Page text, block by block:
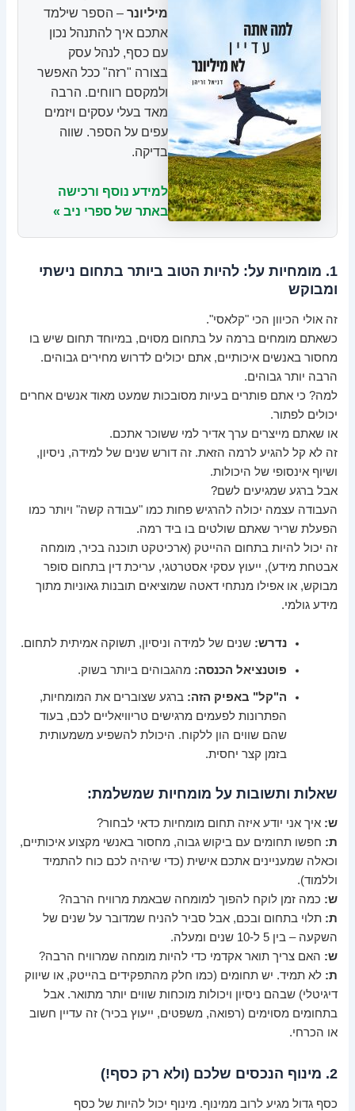
מיליונר – הספר שילמד
אתכם איך להתנהל נכון
עם כסף, לנהל עסק
בצורה "רזה" ככל האפשר
ולמקסם רווחים. הרבה
מאד בעלי עסקים ויזמים
עפים על הספר. שווה
בדיקה.
למידע נוסף ורכישה
באתר של ספרי ניב »
1. מומחיות על: להיות הטוב ביותר בתחום נישתי
ומבוקש
זה אולי הכיוון הכי "קלאסי".
כשאתם מומחים ברמה על בתחום מסוים, במיוחד תחום שיש בו
מחסור באנשים איכותיים, אתם יכולים לדרוש מחירים גבוהים.
הרבה יותר גבוהים.
למה? כי אתם פותרים בעיות מסובכות שמעט מאוד אנשים אחרים
יכולים לפתור.
או שאתם מייצרים ערך אדיר למי ששוכר אתכם.
זה לא קל להגיע לרמה הזאת. זה דורש שנים של למידה, ניסיון,
ושיוף אינסופי של היכולות.
אבל ברגע שמגיעים לשם?
העבודה עצמה יכולה להרגיש פחות כמו "עבודה קשה" ויותר כמו
הפעלת שריר שאתם שולטים בו ביד רמה.
זה יכול להיות בתחום ההייטק (ארכיטקט תוכנה בכיר, מומחה
אבטחת מידע), ייעוץ עסקי אסטרטגי, עריכת דין בתחום סופר
מבוקש, או אפילו מנתחי דאטה שמוציאים תובנות גאוניות מתוך
מידע גולמי.
נדרש: שנים של למידה וניסיון, תשוקה אמיתית לתחום.
פוטנציאל הכנסה: מהגבוהים ביותר בשוק.
ה"קל" באפיק הזה: ברגע שצוברים את המומחיות,
הפתרונות לפעמים מרגישים טריוויאליים לכם, בעוד
שהם שווים הון ללקוח. היכולת להשפיע משמעותית
בזמן קצר יחסית.
שאלות ותשובות על מומחיות שמשלמת:
ש: איך אני יודע איזה תחום מומחיות כדאי לבחור?
ת: חפשו תחומים עם ביקוש גבוה, מחסור באנשי מקצוע איכותיים,
וכאלה שמעניינים אתכם אישית (כדי שיהיה לכם כוח להתמיד
וללמוד).
ש: כמה זמן לוקח להפוך למומחה שבאמת מרוויח הרבה?
ת: תלוי בתחום ובכם, אבל סביר להניח שמדובר על שנים של
השקעה – בין 5 ל-10 שנים ומעלה.
ש: האם צריך תואר אקדמי כדי להיות מומחה שמרוויח הרבה?
ת: לא תמיד. יש תחומים (כמו חלק מהתפקידים בהייטק, או שיווק
דיגיטלי) שבהם ניסיון ויכולות מוכחות שווים יותר מתואר. אבל
בתחומים מסוימים (רפואה, משפטים, ייעוץ בכיר) זה עדיין חשוב
או הכרחי.
2. מינוף הנכסים שלכם (ולא רק כסף!)
כסף גדול מגיע לרוב ממינוף. מינוף יכול להיות של כסף